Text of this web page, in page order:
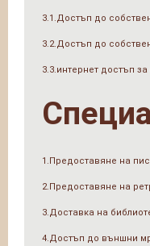
3.1.Достъп до
3.2.Достъп до
3.3.интернет достъп
1.Предоставяне на
2.Предоставяне на
3.Доставка на
4.Достъп до външни